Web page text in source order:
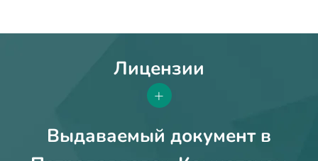
Лицензии
+
Выдаваемый документ в